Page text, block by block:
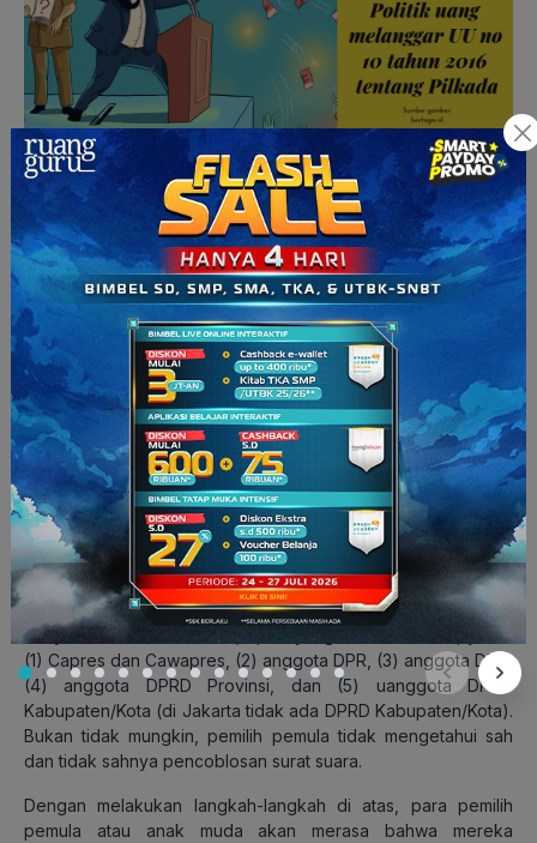
Sadarkah Smart Parents kalau pemilih pemula sering kali
menjadi sasaran empuk politik transaksional atau politik uang.
Hal ini bisaberangkat atas inisiatif dari partai politik, tim
kampanye, dan para calo politik (political broker). Jangan
sampai anak menjadi terjebak dan terlena dengan adanya hal
ini ya. Jadikan mereka sebagai pemilih cerdas yang lebih
mengedepankan rasionalitas (bukan emosionalitas) dalam
menentukan pandangan dan sikap politiknya.
Memahami teknis pencoblosan
Pengalaman pertama kali memilih presiden dan anggota
legislatif akan membuat anak bingung apa yang harus
dilakukannya di bilik suara. Tentunya, literasi politik sangat
dibutuhkan baginya. Orang tua diharapkan juga dapat
membagikan pengalaman saat melakukan pencoblosan pada
periode lalu, agar si anak menjadi paham dan kehadirannya
di TPS tidak sia-sia. Terlebih pada Pemilu Serentak 2019,
banyak surat suara (
yang harus dicoblos, yakni:
(1) Capres dan Cawapres, (2) anggota DPR, (3) anggota DPD,
(4) anggota DPRD Provinsi, dan (5) uanggota DPRD
Kabupaten/Kota (di Jakarta tidak ada DPRD Kabupaten/Kota).
Bukan tidak mungkin, pemilih pemula tidak mengetahui sah
dan tidak sahnya pencoblosan surat suara.
Dengan melakukan langkah-langkah di atas, para pemilih
pemula atau anak muda akan merasa bahwa mereka